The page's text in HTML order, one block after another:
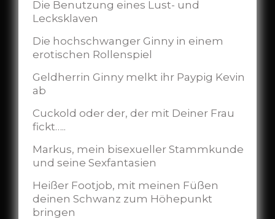
Die Benutzung eines Lust- und
Lecksklaven
Die hochschwanger Ginny in einem
erotischen Rollenspiel
Geldherrin Ginny melkt ihr Paypig Kevin
ab
Cuckold oder der, der mit Deiner Frau
fickt…..
Markus, mein bisexueller Stammkunde
und seine Sexfantasien
Heißer Footjob, mit meinen Füßen
deinen Schwanz zum Höhepunkt
bringen